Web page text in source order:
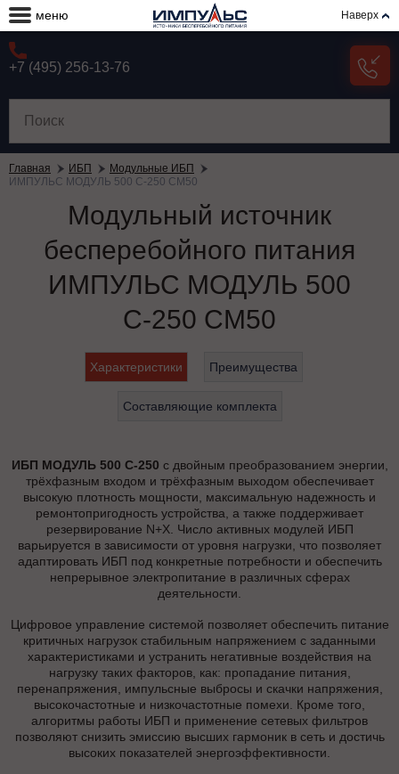
меню Наверх
+7 (495) 256-13-76
Главная ИБП
Модульные ИБП
ИМПУЛЬС МОДУЛЬ 500 С-250 СМ50
Модульный источник
бесперебойного питания
ИМПУЛЬС МОДУЛЬ 500
С-250 СМ50
Характеристики Преимущества
Составляющие комплекта
ИБП МОДУЛЬ 500 С-250 с двойным преобразованием энергии,
трёхфазным входом и трёхфазным выходом обеспечивает
высокую плотность мощности, максимальную надежность и
ремонтопригодность устройства, а также поддерживает
резервирование N+X. Число активных модулей ИБП
варьируется в зависимости от уровня нагрузки, что позволяет
адаптировать ИБП под конкретные потребности и обеспечить
непрерывное электропитание в различных сферах
деятельности.
Цифровое управление системой позволяет обеспечить питание
критичных нагрузок стабильным напряжением с заданными
характеристиками и устранить негативные воздействия на
нагрузку таких факторов, как: пропадание питания,
перенапряжения, импульсные выбросы и скачки напряжения,
высокочастотные и низкочастотные помехи. Кроме того,
алгоритмы работы ИБП и применение сетевых фильтров
позволяют снизить эмиссию высших гармоник в сеть и достичь
высоких показателей энергоэффективности.